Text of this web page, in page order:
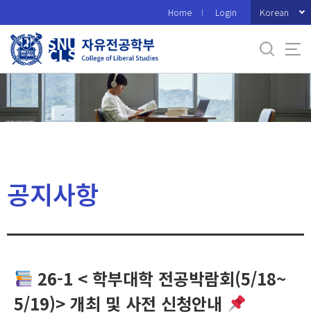
로
메
Home Login Korean
공지사항
26-1 < 학부대학 전공박람회(5/18~
5/19)> 개최 및 사전 신청안내